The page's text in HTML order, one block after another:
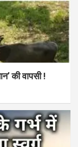
की वापसी !